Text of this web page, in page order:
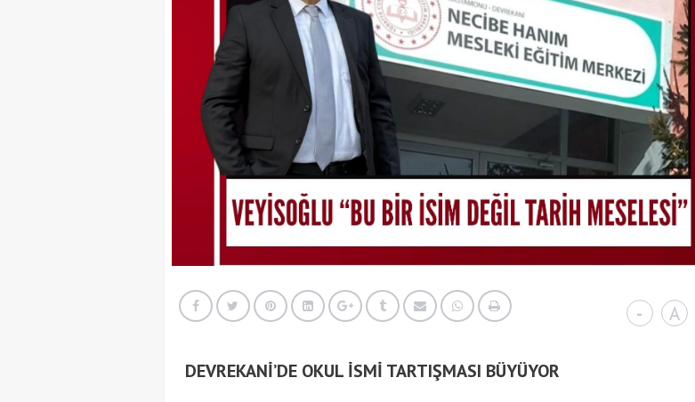
- A
DEVREKANİ’DE OKUL İSMİ TARTIŞMASI BÜYÜYOR